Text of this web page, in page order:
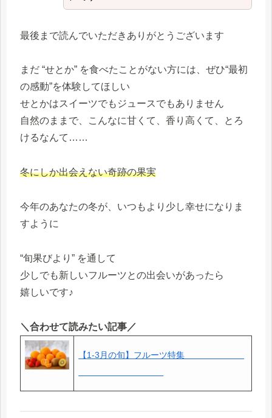
最後まで読んでいただきありがとうございます
まだ “せとか” を食べたことがない方には、ぜひ“最初
の感動”を体験してほしい
せとかはスイーツでもジュースでもありません
自然のままで、こんなに甘くて、香り高くて、とろ
けるなんて……
冬にしか出会えない奇跡の果実
今年のあなたの冬が、いつもより少し幸せになりま
すように
“旬果びより” を通して
少しでも新しいフルーツとの出会いがあったら
嬉しいです♪
＼合わせて読みたい記事／
【1-3月の旬】フルーツ特集＿＿＿＿＿＿＿